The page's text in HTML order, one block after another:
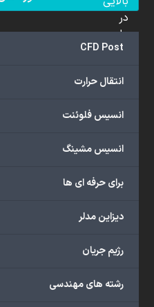
CFD Post
انتقال حرارت
انسیس فلوئنت
انسیس مشینگ
برای حرفه ای ها
دیزاین مدلر
رژیم جریان
رشته های مهندسی
در
علم
دینامیک
محاسباتی
برخوردار
مجموعه
خدمات
را
اهداف
پژوهشی،